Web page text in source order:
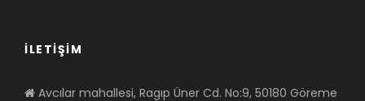
İLETİŞİM
Avcılar mahallesi, Ragıp Üner Cd. No:9, 50180 Göreme